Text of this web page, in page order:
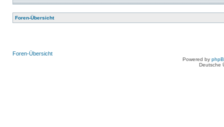
Foren-Übersicht
Foren-Übersicht
Powered by
Deutsche